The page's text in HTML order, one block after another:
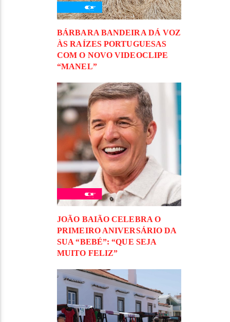
BÁRBARA BANDEIRA DÁ VOZ
ÀS RAÍZES PORTUGUESAS
COM O NOVO VIDEOCLIPE
“MANEL”
JOÃO BAIÃO CELEBRA O
PRIMEIRO ANIVERSÁRIO DA
SUA “BEBÉ”: “QUE SEJA
MUITO FELIZ”